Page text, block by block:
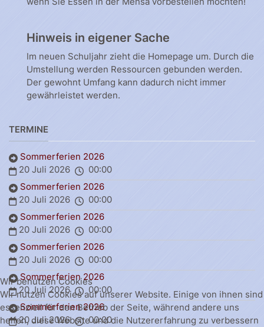
Hinweis in eigener Sache
Im neuen Schuljahr zieht die Homepage um. Durch die
Umstellung werden Ressourcen gebunden werden.
Der gewohnt Umfang kann dadurch nicht immer
gewährleistet werden.
TERMINE
Sommerferien 2026
20 Juli 2026
00:00
Sommerferien 2026
20 Juli 2026
00:00
Sommerferien 2026
20 Juli 2026
00:00
Sommerferien 2026
20 Juli 2026
00:00
Sommerferien 2026
20 Juli 2026
00:00
Sommerferien 2026
20 Juli 2026
00:00
Wir benutzen Cookies
Wir nutzen Cookies auf unserer Website. Einige von ihnen sind
essenziell für den Betrieb der Seite, während andere uns
helfen, diese Website und die Nutzererfahrung zu verbessern